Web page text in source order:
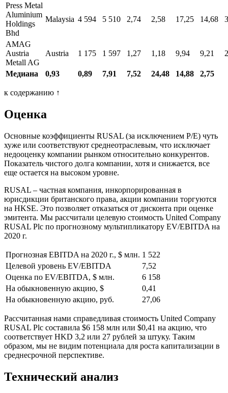
Press Metal
Aluminium
Holdings
Bhd
Malaysia 4 594 5 510 2,74 2,58 17,25 14,68
AMAG
Austria
Metall AG
Austria 1 175 1 597 1,27 1,18 9,94 9,21
Медиана 0,93 0,89 7,91 7,52 24,48 14,88 2,75
к содержанию ↑
Оценка
Основные коэффициенты RUSAL (за исключением P/E) чуть
хуже или соответствуют среднеотраслевым, что исключает
недооценку компании рынком относительно конкурентов.
Показатель чистого долга компании, хотя и снижается, все
еще остается на высоком уровне.
RUSAL – частная компания, инкорпорированная в
юрисдикции британского права, акции компании торгуются
на HKSE. Это позволяет отказаться от дисконта при оценке
эмитента. Мы рассчитали целевую стоимость United Company
RUSAL Plc по прогнозному мультипликатору EV/EBITDA на
2020 г.
Прогнозная EBITDA на 2020 г., $ млн. 1 522
Целевой уровень EV/EBITDA
7,52
Оценка по EV/EBITDA, $ млн.
6 158
На обыкновенную акцию, $
0,41
На обыкновенную акцию, руб.
27,06
Рассчитанная нами справедливая стоимость United Company
RUSAL Plc составила $6 158 млн или $0,41 на акцию, что
соответствует HKD 3,2 или 27 рублей за штуку. Таким
образом, мы не видим потенциала для роста капитализации в
среднесрочной перспективе.
Технический анализ